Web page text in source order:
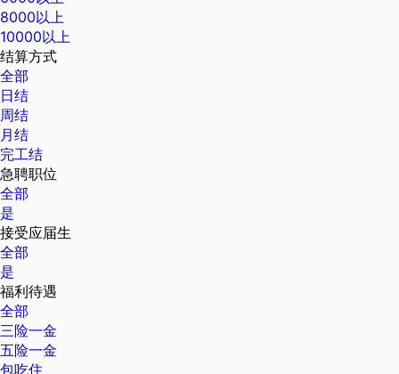
8000以上
10000以上
结算方式
全部
日结
周结
月结
完工结
急聘职位
全部
是
接受应届生
全部
是
福利待遇
全部
三险一金
五险一金
包吃住